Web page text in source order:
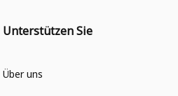
Unterstützen Sie
Über uns